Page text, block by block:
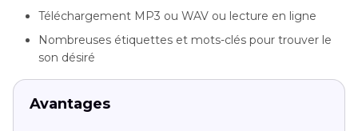
Téléchargement MP3 ou WAV ou lecture en ligne
Nombreuses étiquettes et mots-clés pour trouver le
son désiré
Avantages